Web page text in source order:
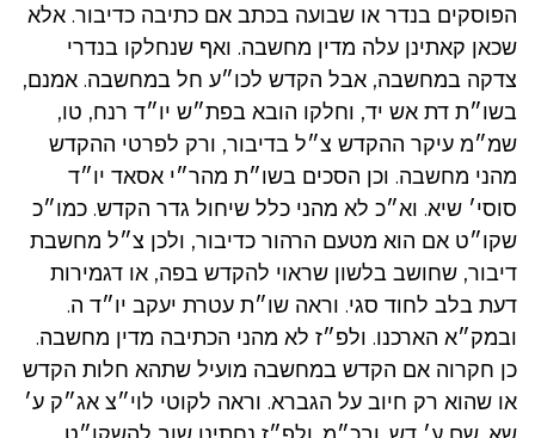
הפוסקים בנדר או שבועה בכתב אם כתיבה כדיבור. אלא
שכאן קאתינן עלה מדין מחשבה. ואף שנחלקו בנדרי
צדקה במחשבה, אבל הקדש לכו״ע חל במחשבה. אמנם,
בשו״ת דת אש יד, וחלקו הובא בפת״ש יו״ד רנח, טו,
שמ״מ עיקר ההקדש צ״ל בדיבור, ורק לפרטי ההקדש
מהני מחשבה. וכן הסכים בשו״ת מהר״י אסאד יו״ד
סוסי׳ שיא. וא״כ לא מהני כלל שיחול גדר הקדש. כמו״כ
שקו״ט אם הוא מטעם הרהור כדיבור, ולכן צ״ל מחשבת
דיבור, שחושב בלשון שראוי להקדש בפה, או דגמירות
דעת בלב לחוד סגי. וראה שו״ת עטרת יעקב יו״ד ה.
ובמק״א הארכנו. ולפ״ז לא מהני הכתיבה מדין מחשבה.
כן חקרוה אם הקדש במחשבה מועיל שתהא חלות הקדש
או שהוא רק חיוב על הגברא. וראה לקוטי לוי״צ אג״ק ע׳